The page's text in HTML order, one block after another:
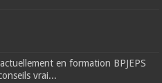
en formation BPJEPS
vrai...